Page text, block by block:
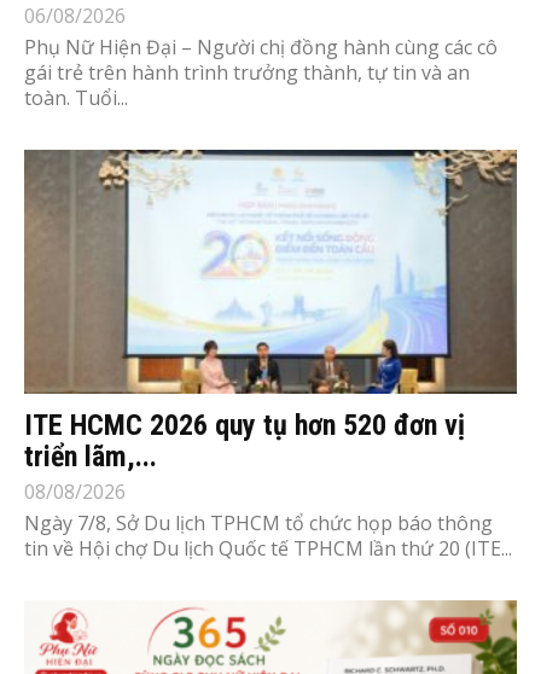
06/08/2026
Phụ Nữ Hiện Đại – Người chị đồng hành cùng các cô
gái trẻ trên hành trình trưởng thành, tự tin và an
toàn. Tuổi...
ITE HCMC 2026 quy tụ hơn 520 đơn vị
triển lãm,...
08/08/2026
Ngày 7/8, Sở Du lịch TPHCM tổ chức họp báo thông
tin về Hội chợ Du lịch Quốc tế TPHCM lần thứ 20 (ITE...